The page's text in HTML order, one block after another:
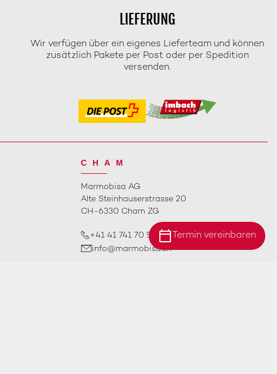
LIEFERUNG
Wir verfügen über ein eigenes Lieferteam und können
zusätzlich Pakete per Post oder per Spedition
versenden.
calendar_today Termin vereinbaren
CHAM
Marmobisa AG
Alte Steinhauserstrasse 20
CH-6330 Cham ZG
+41 41 741 70 50
info@marmobisa.ch